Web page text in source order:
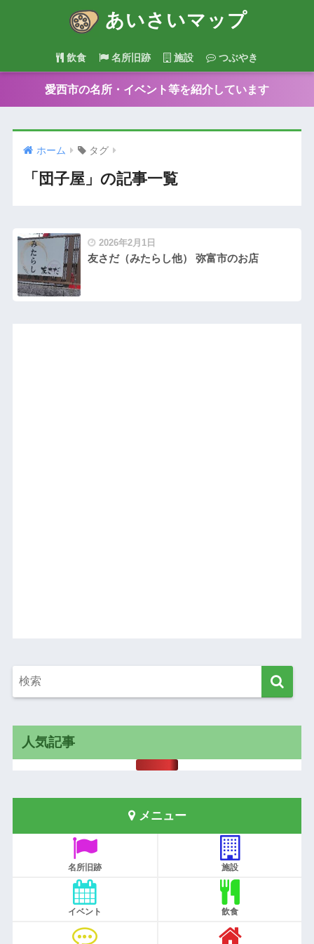
あいさいマップ
飲食 名所旧跡 施設 つぶやき
愛西市の名所・イベント等を紹介しています
ホーム タグ
「団子屋」の記事一覧
2026年2月1日
友さだ（みたらし他） 弥富市のお店
人気記事
メニュー
名所旧跡 施設
イベント 飲食